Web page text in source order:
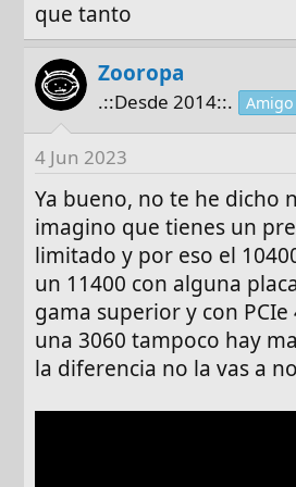
Para ese equipo el ideal son
Esa fuente de 600W es de
algo de marca más
certificado 80 Plus, como la
pero coge el modelo de
Un saludo
que tanto
Zooropa
.::Desde 2014::.
4 Jun 2023
Ya bueno, no te he dicho
imagino que tienes un
limitado y por eso el
un 11400 con alguna
gama superior y con PCIe
una 3060 tampoco hay
la diferencia no la vas a